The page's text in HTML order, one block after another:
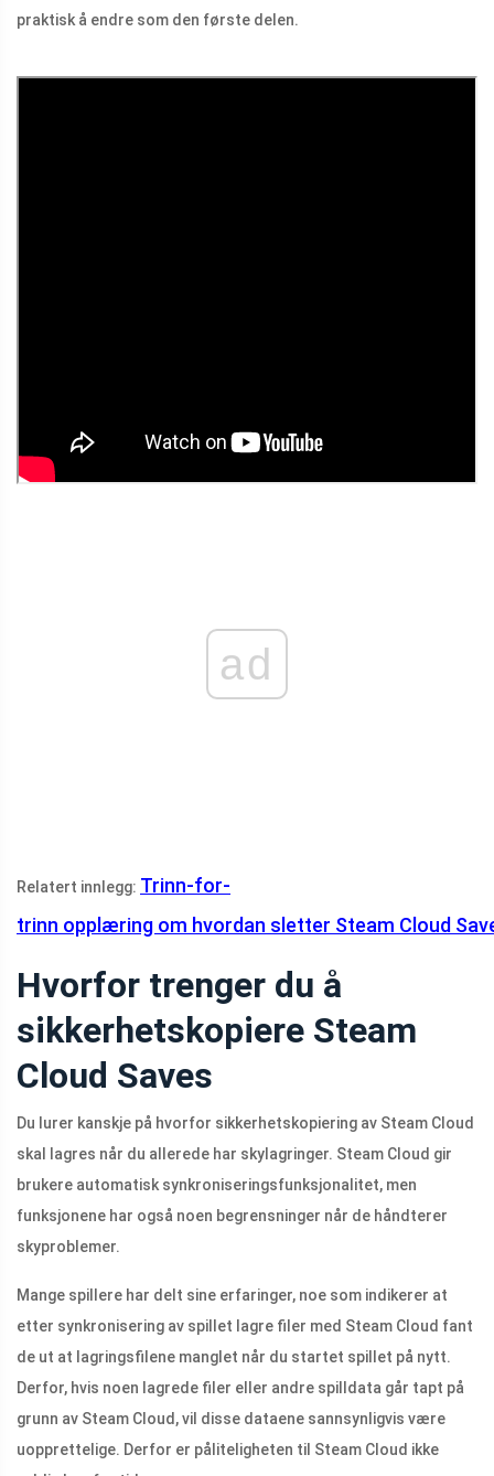
praktisk å endre som den første delen.
ad
Relatert innlegg: Trinn-for-
trinn opplæring om hvordan sletter Steam Cloud
Hvorfor trenger du å
sikkerhetskopiere Steam
Cloud Saves
Du lurer kanskje på hvorfor sikkerhetskopiering av Steam Cloud
skal lagres når du allerede har skylagringer. Steam Cloud gir
brukere automatisk synkroniseringsfunksjonalitet, men
funksjonene har også noen begrensninger når de håndterer
skyproblemer.
Mange spillere har delt sine erfaringer, noe som indikerer at
etter synkronisering av spillet lagre filer med Steam Cloud fant
de ut at lagringsfilene manglet når du startet spillet på nytt.
Derfor, hvis noen lagrede filer eller andre spilldata går tapt på
grunn av Steam Cloud, vil disse dataene sannsynligvis være
uopprettelige. Derfor er påliteligheten til Steam Cloud ikke